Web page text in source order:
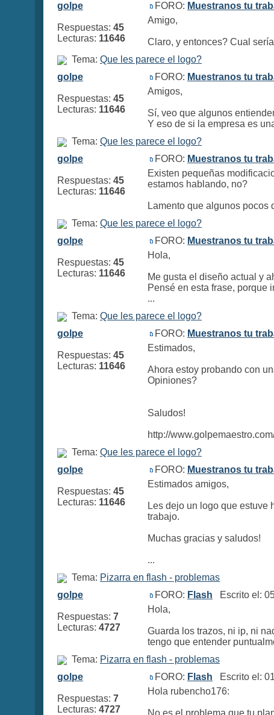
golpe
Respuestas: 45
Lecturas: 11646
FORO: Muestranos tu
Amigo,
Claro, y entonces? Cual
Tema: Que les parece el logo?
golpe
Respuestas: 45
Lecturas: 11646
FORO: Muestranos tu
Amigos,
Sí, veo que algunos
Y eso de si la empresa es
Tema: Que les parece el logo?
golpe
Respuestas: 45
Lecturas: 11646
FORO: Muestranos tu
Existen pequeñas
estamos hablando, no?
Lamento que algunos pocos
Tema: Que les parece el logo?
golpe
Respuestas: 45
Lecturas: 11646
FORO: Muestranos tu
Hola,
Me gusta el diseño actual y
Pensé en esta frase, porque
...
Tema: Que les parece el logo?
golpe
Respuestas: 45
Lecturas: 11646
FORO: Muestranos tu
Estimados,
Ahora estoy probando con
Opiniones?
Saludos!
http://
Tema: Que les parece el logo?
golpe
Respuestas: 45
Lecturas: 11646
FORO: Muestranos tu
Estimados amigos,
Les dejo un logo que estuve
trabajo.
Muchas gracias y saludos!
...
Tema: Pizarra en flash - problemas
golpe
Respuestas: 7
Lecturas: 4727
FORO: Flash Escrito el:
Hola,
Guarda los trazos, ni ip, ni
tengo que entender
Tema: Pizarra en flash - problemas
golpe
Respuestas: 7
Lecturas: 4727
FORO: Flash Escrito el:
Hola rubencho176: